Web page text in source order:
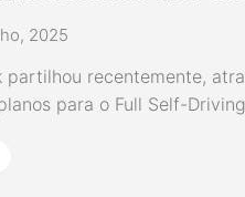
2025
partilhou recentemente,
para o Full Self-